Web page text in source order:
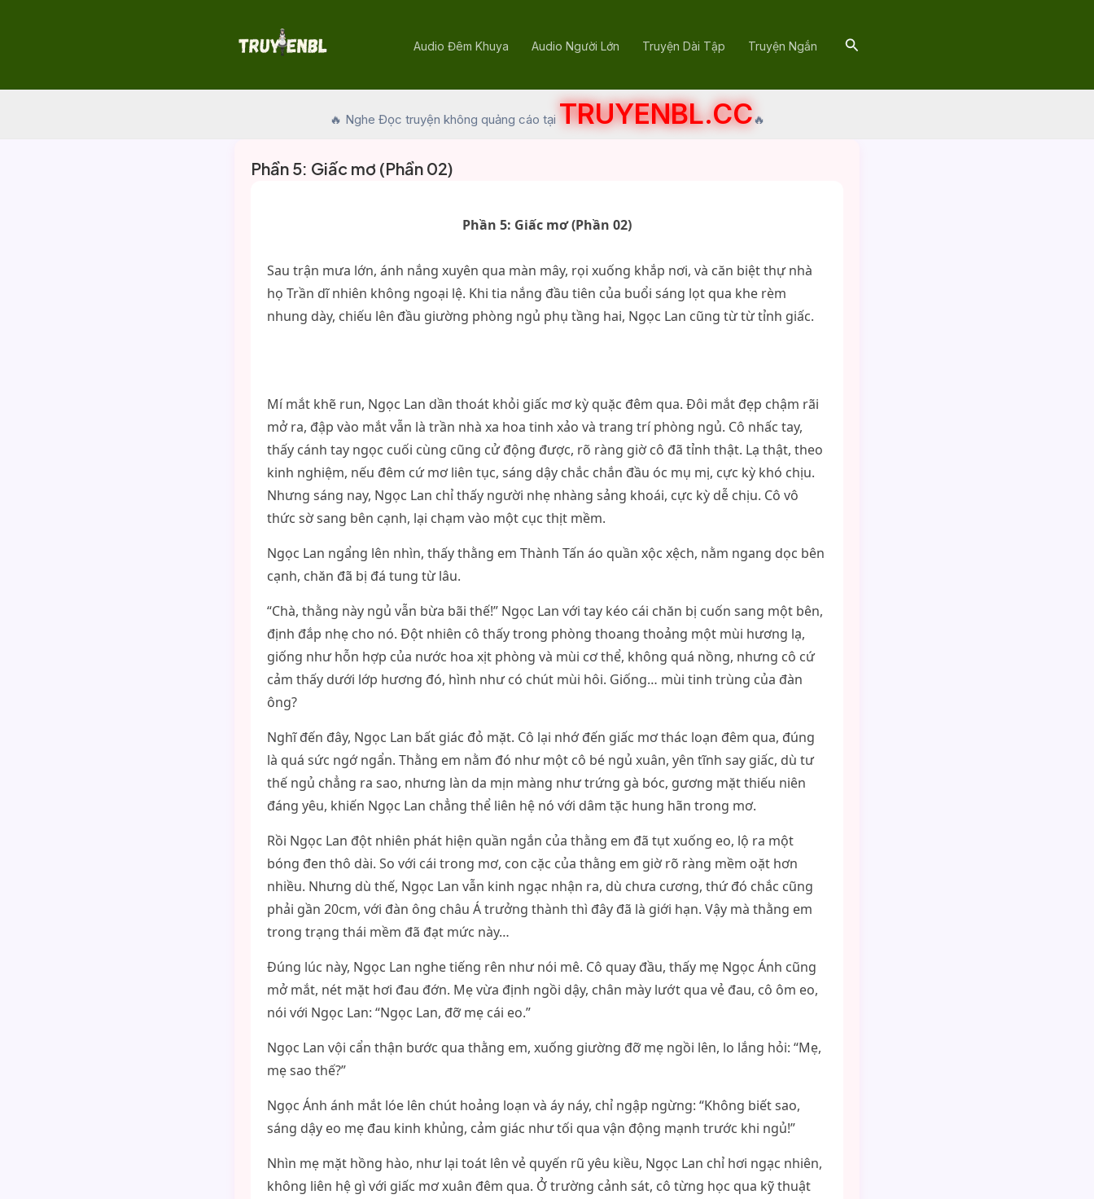
Audio Đêm Khuya Audio Người Lớn Truyện Dài Tập Truyện Ngắn Search
🔥 Nghe Đọc truyện không quảng cáo tại TRUYENBL.CC🔥
Phần 5: Giấc mơ (Phần 02)
Phần 5: Giấc mơ (Phần 02)
Sau trận mưa lớn, ánh nắng xuyên qua màn mây, rọi xuống khắp nơi, và căn biệt thự nhà
họ Trần dĩ nhiên không ngoại lệ. Khi tia nắng đầu tiên của buổi sáng lọt qua khe rèm
nhung dày, chiếu lên đầu giường phòng ngủ phụ tầng hai, Ngọc Lan cũng từ từ tỉnh giấc.
Mí mắt khẽ run, Ngọc Lan dần thoát khỏi giấc mơ kỳ quặc đêm qua. Đôi mắt đẹp chậm rãi
mở ra, đập vào mắt vẫn là trần nhà xa hoa tinh xảo và trang trí phòng ngủ. Cô nhấc tay,
thấy cánh tay ngọc cuối cùng cũng cử động được, rõ ràng giờ cô đã tỉnh thật. Lạ thật, theo
kinh nghiệm, nếu đêm cứ mơ liên tục, sáng dậy chắc chắn đầu óc mụ mị, cực kỳ khó chịu.
Nhưng sáng nay, Ngọc Lan chỉ thấy người nhẹ nhàng sảng khoái, cực kỳ dễ chịu. Cô vô
thức sờ sang bên cạnh, lại chạm vào một cục thịt mềm.
Ngọc Lan ngẩng lên nhìn, thấy thằng em Thành Tấn áo quần xộc xệch, nằm ngang dọc bên
cạnh, chăn đã bị đá tung từ lâu.
“Chà, thằng này ngủ vẫn bừa bãi thế!” Ngọc Lan với tay kéo cái chăn bị cuốn sang một bên,
định đắp nhẹ cho nó. Đột nhiên cô thấy trong phòng thoang thoảng một mùi hương lạ,
giống như hỗn hợp của nước hoa xịt phòng và mùi cơ thể, không quá nồng, nhưng cô cứ
cảm thấy dưới lớp hương đó, hình như có chút mùi hôi. Giống… mùi tinh trùng của đàn
ông?
Nghĩ đến đây, Ngọc Lan bất giác đỏ mặt. Cô lại nhớ đến giấc mơ thác loạn đêm qua, đúng
là quá sức ngớ ngẩn. Thằng em nằm đó như một cô bé ngủ xuân, yên tĩnh say giấc, dù tư
thế ngủ chẳng ra sao, nhưng làn da mịn màng như trứng gà bóc, gương mặt thiếu niên
đáng yêu, khiến Ngọc Lan chẳng thể liên hệ nó với dâm tặc hung hãn trong mơ.
Rồi Ngọc Lan đột nhiên phát hiện quần ngắn của thằng em đã tụt xuống eo, lộ ra một
bóng đen thô dài. So với cái trong mơ, con cặc của thằng em giờ rõ ràng mềm oặt hơn
nhiều. Nhưng dù thế, Ngọc Lan vẫn kinh ngạc nhận ra, dù chưa cương, thứ đó chắc cũng
phải gần 20cm, với đàn ông châu Á trưởng thành thì đây đã là giới hạn. Vậy mà thằng em
trong trạng thái mềm đã đạt mức này…
Đúng lúc này, Ngọc Lan nghe tiếng rên như nói mê. Cô quay đầu, thấy mẹ Ngọc Ánh cũng
mở mắt, nét mặt hơi đau đớn. Mẹ vừa định ngồi dậy, chân mày lướt qua vẻ đau, cô ôm eo,
nói với Ngọc Lan: “Ngọc Lan, đỡ mẹ cái eo.”
Ngọc Lan vội cẩn thận bước qua thằng em, xuống giường đỡ mẹ ngồi lên, lo lắng hỏi: “Mẹ,
mẹ sao thế?”
Ngọc Ánh ánh mắt lóe lên chút hoảng loạn và áy náy, chỉ ngập ngừng: “Không biết sao,
sáng dậy eo mẹ đau kinh khủng, cảm giác như tối qua vận động mạnh trước khi ngủ!”
Nhìn mẹ mặt hồng hào, như lại toát lên vẻ quyến rũ yêu kiều, Ngọc Lan chỉ hơi ngạc nhiên,
không liên hệ gì với giấc mơ xuân đêm qua. Ở trường cảnh sát, cô từng học qua kỹ thuật